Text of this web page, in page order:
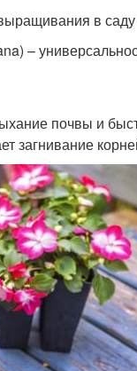
в
–
почвы и
загнивание